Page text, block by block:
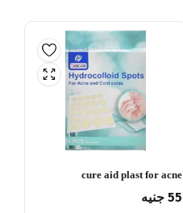
cure aid plast for acne
55 جنيه